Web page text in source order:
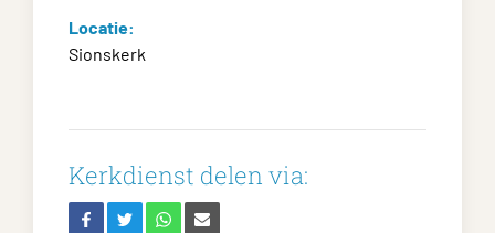
Locatie:
Sionskerk
Kerkdienst delen via: